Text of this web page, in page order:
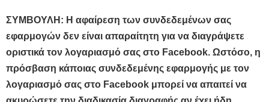
ΣΥΜΒΟΥΛΗ: Η αφαίρεση των συνδεδεμένων σας
εφαρμογών δεν είναι απαραίτητη για να διαγράψετε
οριστικά τον λογαριασμό σας στο Facebook. Ωστόσο, η
πρόσβαση κάποιας συνδεδεμένης εφαρμογής με τον
λογαριασμό σας στο Facebook μπορεί να απαιτεί να